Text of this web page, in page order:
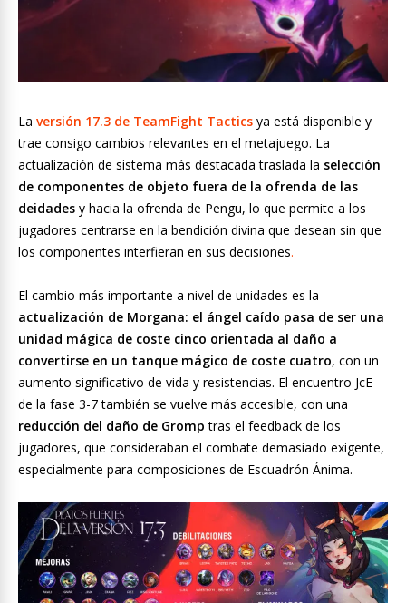
La versión 17.3 de TeamFight Tactics ya está disponible y
trae consigo cambios relevantes en el metajuego. La
actualización de sistema más destacada traslada la selección
de componentes de objeto fuera de la ofrenda de las
deidades y hacia la ofrenda de Pengu, lo que permite a los
jugadores centrarse en la bendición divina que desean sin que
los componentes interfieran en sus decisiones.
El cambio más importante a nivel de unidades es la
actualización de Morgana: el ángel caído pasa de ser una
unidad mágica de coste cinco orientada al daño a
convertirse en un tanque mágico de coste cuatro, con un
aumento significativo de vida y resistencias. El encuentro JcE
de la fase 3-7 también se vuelve más accesible, con una
reducción del daño de Gromp tras el feedback de los
jugadores, que consideraban el combate demasiado exigente,
especialmente para composiciones de Escuadrón Ánima.